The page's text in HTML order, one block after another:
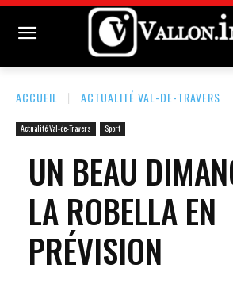
ACCUEIL ACTUALITÉ VAL-DE-TRAVERS
Actualité Val-de-Travers Sport
UN BEAU
LA ROBELLA EN
PRÉVISION